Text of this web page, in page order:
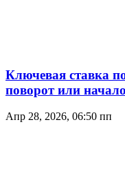
Ключевая ставка
поворот или
Апр 28, 2026, 06:50 пп